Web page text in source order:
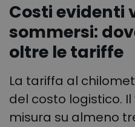
Costi evidenti
sommersi:
oltre le tariffe
La tariffa al
del costo logistico.
misura su almeno